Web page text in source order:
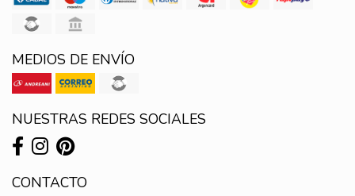
MEDIOS DE ENVÍO
NUESTRAS REDES SOCIALES
CONTACTO